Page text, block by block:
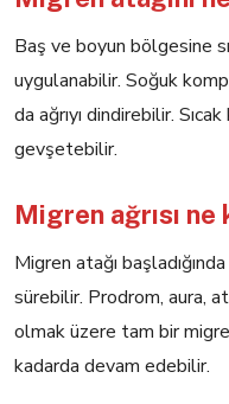
Baş ve boyun bölgesine
uygulanabilir. Soğuk
da ağrıyı dindirebilir.
gevşetebilir.
Migren ağrısı
Migren atağı
sürebilir. Prodrom, aura,
olmak üzere tam bir
kadarda devam edebilir.